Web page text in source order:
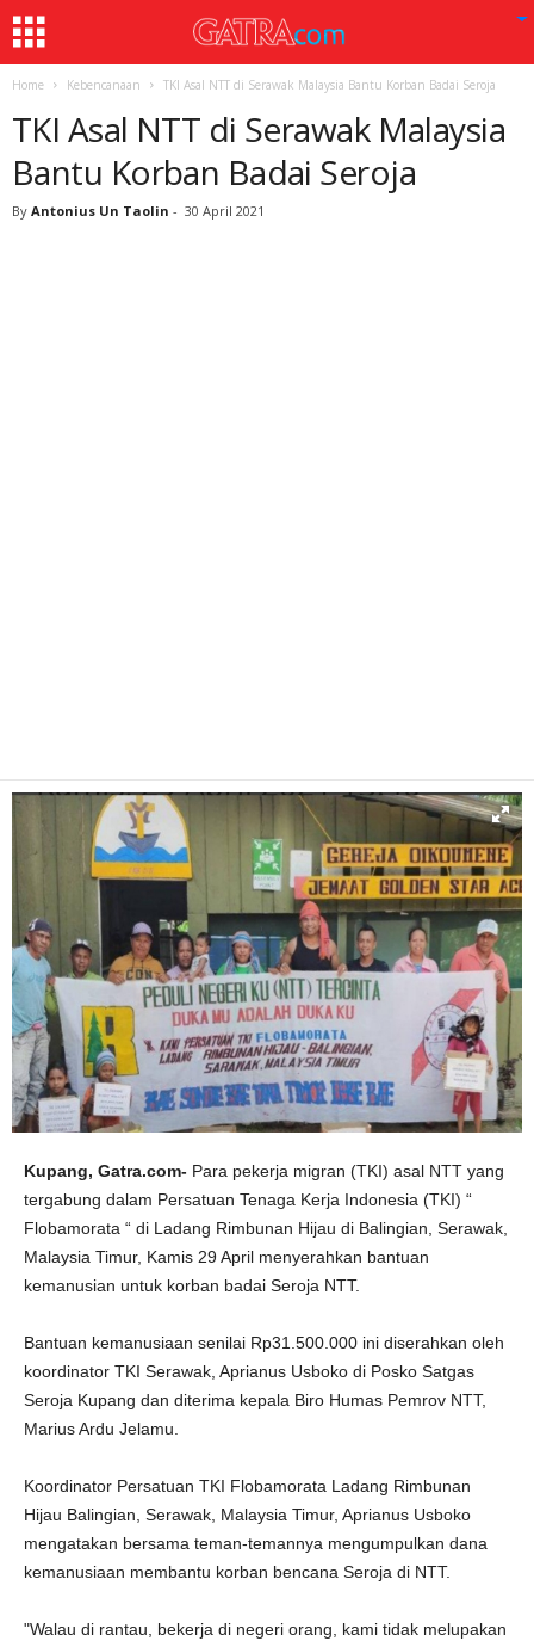
Home Kebencanaan TKI Asal NTT di Serawak Malaysia Bantu Korban Badai Seroja
TKI Asal NTT di Serawak Malaysia
Bantu Korban Badai Seroja
By Antonius Un Taolin - 30 April 2021
Kupang, Gatra.com- Para pekerja migran (TKI) asal NTT yang
tergabung dalam Persatuan Tenaga Kerja Indonesia (TKI) “
Flobamorata “ di Ladang Rimbunan Hijau di Balingian, Serawak,
Malaysia Timur, Kamis 29 April menyerahkan bantuan
kemanusian untuk korban badai Seroja NTT.
Bantuan kemanusiaan senilai Rp31.500.000 ini diserahkan oleh
koordinator TKI Serawak, Aprianus Usboko di Posko Satgas
Seroja Kupang dan diterima kepala Biro Humas Pemrov NTT,
Marius Ardu Jelamu.
Koordinator Persatuan TKI Flobamorata Ladang Rimbunan
Hijau Balingian, Serawak, Malaysia Timur, Aprianus Usboko
mengatakan bersama teman-temannya mengumpulkan dana
kemanusiaan membantu korban bencana Seroja di NTT.
"Walau di rantau, bekerja di negeri orang, kami tidak melupakan